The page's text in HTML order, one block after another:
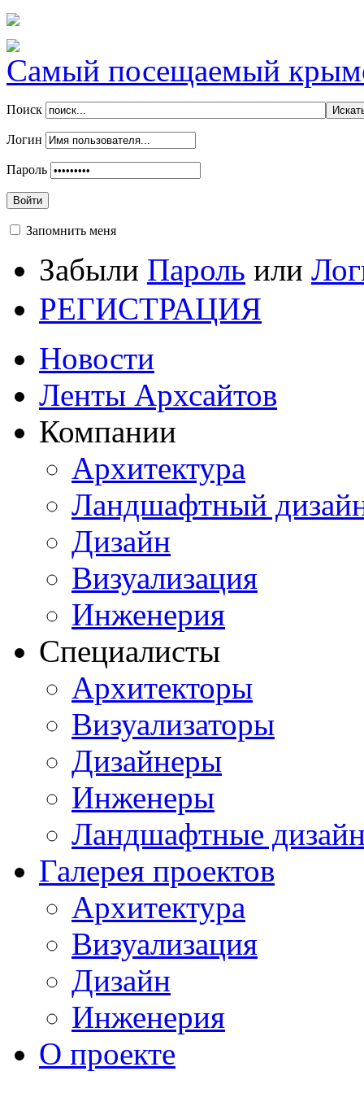
Самый посещаемый
Поиск
Логин
Пароль
Войти
Запомнить меня
Забыли Пароль или
РЕГИСТРАЦИЯ
Новости
Ленты Архсайтов
Компании
Архитектура
Ландшафтный
Дизайн
Визуализация
Инженерия
Специалисты
Архитекторы
Визуализаторы
Дизайнеры
Инженеры
Ландшафтные
Галерея проектов
Архитектура
Визуализация
Дизайн
Инженерия
О проекте